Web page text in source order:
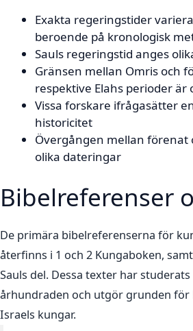
Exakta regeringstider
beroende på kronologisk
Sauls regeringstid anges
Gränsen mellan Omris och
respektive Elahs perioder är
Vissa forskare ifrågasätter
historicitet
Övergången mellan förenat
olika dateringar
Bibelreferenser
De primära bibelreferenserna för
återfinns i 1 och 2 Kungaboken,
Sauls del. Dessa texter har
århundraden och utgör grunden för
Israels kungar.